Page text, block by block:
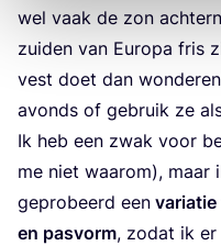
wel vaak de zon
zui­den van Euro­pa fris
vest doet dan
avonds of gebruik ze
Ik heb een zwak voor
me niet waar­om),
gepro­beerd een vari­a­tie
en pas­vorm, zodat ik